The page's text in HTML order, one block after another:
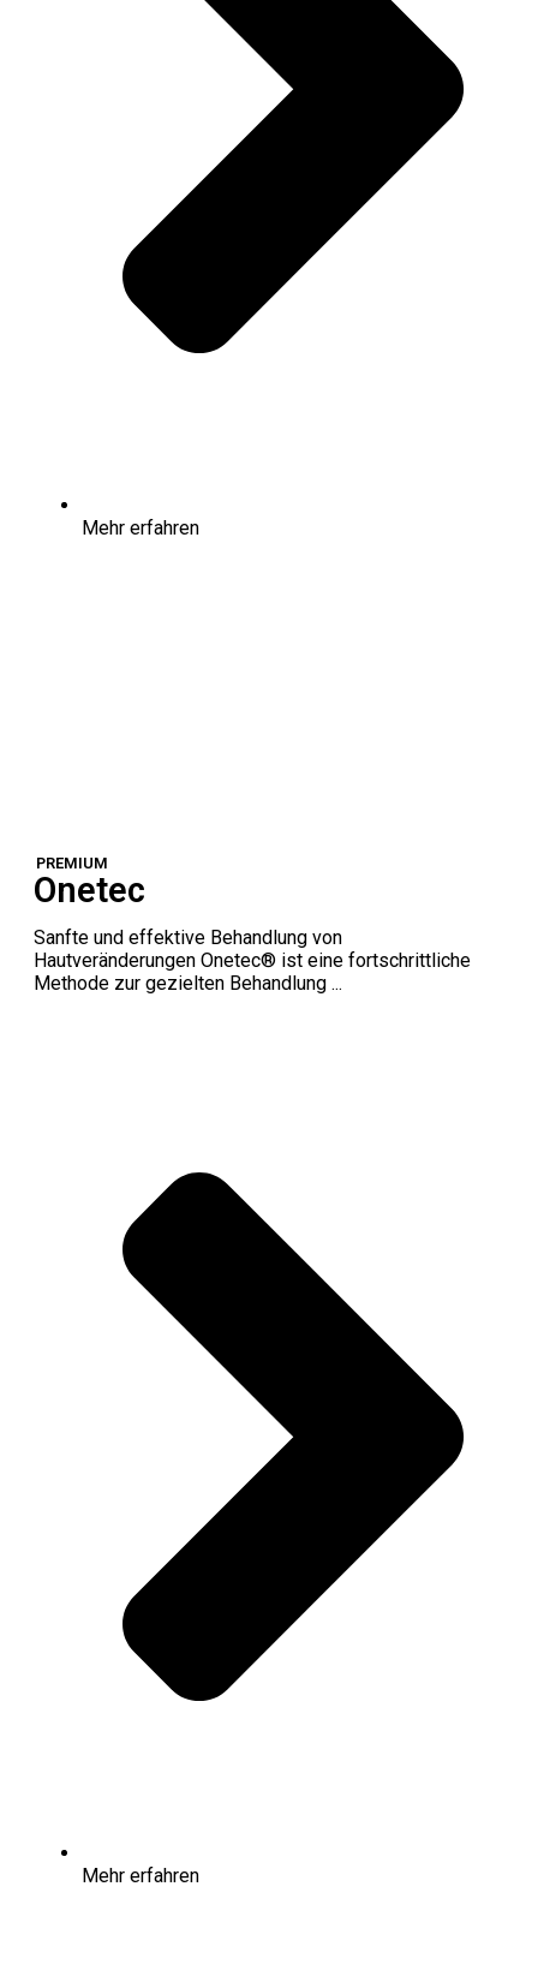
Mehr erfahren
PREMIUM
Onetec
Sanfte und effektive Behandlung von
Hautveränderungen Onetec® ist eine fortschrittliche
Methode zur gezielten Behandlung ...
Mehr erfahren